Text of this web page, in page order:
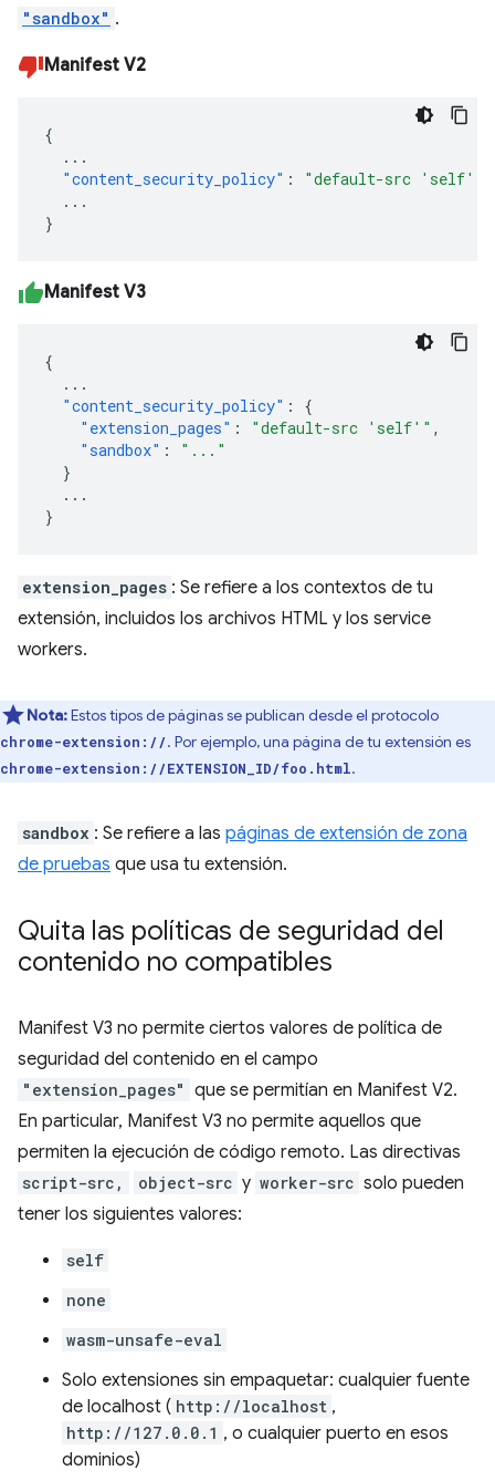
"sandbox" .
Manifest V2
{
...
"content_security_policy" :
"default-src 'self'"
...
}
Manifest V3
{
...
"content_security_policy" :
{
"extension_pages" : "default-src 'self'" ,
"sandbox" :
"..."
}
...
}
extension_pages : Se refiere a los contextos de tu
extensión, incluidos los archivos HTML y los service
workers.
Nota:Estos tipos de páginas se publican desde el protocolo
chrome-extension://. Por ejemplo, una página de tu extensión es
chrome-extension://EXTENSION_ID/foo.html.
sandbox : Se refiere a las páginas de extensión de zona
de pruebas que usa tu extensión.
Quita las políticas de seguridad del
contenido no compatibles
Manifest V3 no permite ciertos valores de política de
seguridad del contenido en el campo
"extension_pages" que se permitían en Manifest V2.
En particular, Manifest V3 no permite aquellos que
permiten la ejecución de código remoto. Las directivas
script-src, object-src y worker-src solo pueden
tener los siguientes valores:
self
none
wasm-unsafe-eval
Solo extensiones sin empaquetar: cualquier fuente
de localhost ( http://localhost ,
http://127.0.0.1 , o cualquier puerto en esos
dominios)